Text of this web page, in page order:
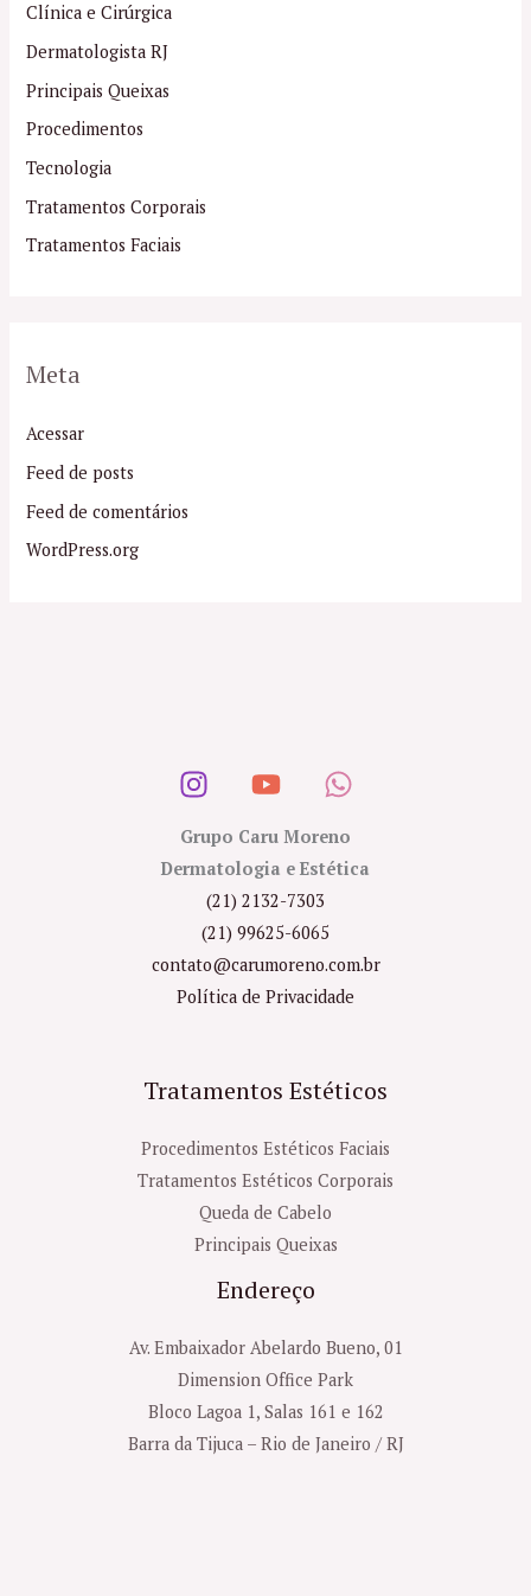
Clínica e Cirúrgica
Dermatologista RJ
Principais Queixas
Procedimentos
Tecnologia
Tratamentos Corporais
Tratamentos Faciais
Meta
Acessar
Feed de posts
Feed de comentários
WordPress.org
Grupo Caru Moreno
Dermatologia e Estética
(21) 2132-7303
(21) 99625-6065
contato@carumoreno.com.br
Política de Privacidade
Tratamentos Estéticos
Procedimentos Estéticos Faciais
Tratamentos Estéticos Corporais
Queda de Cabelo
Principais Queixas
Endereço
Av. Embaixador Abelardo Bueno, 01
Dimension Office Park
Bloco Lagoa 1, Salas 161 e 162
Barra da Tijuca – Rio de Janeiro / RJ